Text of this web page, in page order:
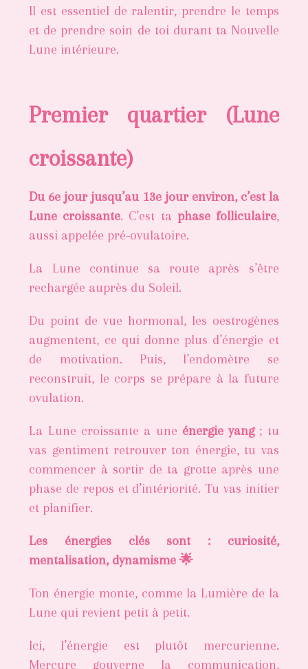
Il est essentiel de ralentir, prendre le temps
et de prendre soin de toi durant ta Nouvelle
Lune intérieure.
Premier quartier (Lune
croissante)
Du 6e jour jusqu’au 13e jour environ, c’est la
Lune croissante. C’est ta phase folliculaire,
aussi appelée pré-ovulatoire.
La Lune continue sa route après s’être
rechargée auprès du Soleil.
Du point de vue hormonal, les oestrogènes
augmentent, ce qui donne plus d’énergie et
de motivation. Puis, l’endomètre se
reconstruit, le corps se prépare à la future
ovulation.
La Lune croissante a une énergie yang; tu
vas gentiment retrouver ton énergie, tu vas
commencer à sortir de ta grotte après une
phase de repos et d’intériorité. Tu vas initier
et planifier.
Les énergies clés sont : curiosité,
mentalisation, dynamisme 🌟
Ton énergie monte, comme la Lumière de la
Lune qui revient petit à petit.
Ici, l’énergie est plutôt mercurienne.
Mercure gouverne la communication,